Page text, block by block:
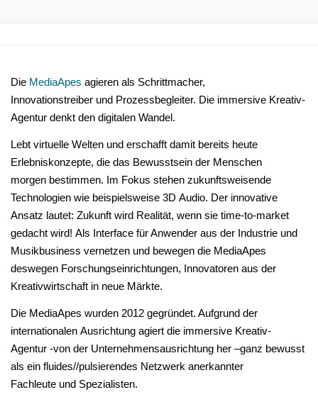
Die MediaApes agieren als Schrittmacher,
Innovationstreiber und Prozessbegleiter. Die immersive Kreativ-
Agentur denkt den digitalen Wandel.
Lebt virtuelle Welten und erschafft damit bereits heute
Erlebniskonzepte, die das Bewusstsein der Menschen
morgen bestimmen. Im Fokus stehen zukunftsweisende
Technologien wie beispielsweise 3D Audio. Der innovative
Ansatz lautet: Zukunft wird Realität, wenn sie time-to-market
gedacht wird! Als Interface für Anwender aus der Industrie und
Musikbusiness vernetzen und bewegen die MediaApes
deswegen Forschungseinrichtungen, Innovatoren aus der
Kreativwirtschaft in neue Märkte.
Die MediaApes wurden 2012 gegründet. Aufgrund der
internationalen Ausrichtung agiert die immersive Kreativ-
Agentur -von der Unternehmensausrichtung her –ganz bewusst
als ein fluides//pulsierendes Netzwerk anerkannter
Fachleute und Spezialisten.